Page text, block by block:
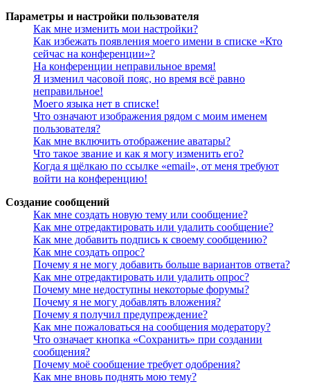
Параметры и настройки пользователя
Как мне изменить мои настройки?
Как избежать появления моего имени в списке «Кто
сейчас на конференции»?
На конференции неправильное время!
Я изменил часовой пояс, но время всё равно
неправильное!
Моего языка нет в списке!
Что означают изображения рядом с моим именем
пользователя?
Как мне включить отображение аватары?
Что такое звание и как я могу изменить его?
Когда я щёлкаю по ссылке «email», от меня требуют
войти на конференцию!
Создание сообщений
Как мне создать новую тему или сообщение?
Как мне отредактировать или удалить сообщение?
Как мне добавить подпись к своему сообщению?
Как мне создать опрос?
Почему я не могу добавить больше вариантов ответа?
Как мне отредактировать или удалить опрос?
Почему мне недоступны некоторые форумы?
Почему я не могу добавлять вложения?
Почему я получил предупреждение?
Как мне пожаловаться на сообщения модератору?
Что означает кнопка «Сохранить» при создании
сообщения?
Почему моё сообщение требует одобрения?
Как мне вновь поднять мою тему?